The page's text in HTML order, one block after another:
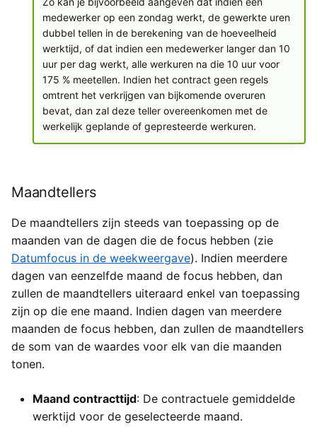
medewerker op een zondag werkt, de gewerkte uren
dubbel tellen in de berekening van de hoeveelheid
werktijd, of dat indien een medewerker langer dan 10
uur per dag werkt, alle werkuren na die 10 uur voor
175 % meetellen. Indien het contract geen regels
omtrent het verkrijgen van bijkomende overuren
bevat, dan zal deze teller overeenkomen met de
werkelijk geplande of gepresteerde werkuren.
Maandtellers
De maandtellers zijn steeds van toepassing op de
maanden van de dagen die de focus hebben (zie
Datumfocus in de weekweergave). Indien meerdere
dagen van eenzelfde maand de focus hebben, dan
zullen de maandtellers uiteraard enkel van toepassing
zijn op die ene maand. Indien dagen van meerdere
maanden de focus hebben, dan zullen de maandtellers
de som van de waardes voor elk van die maanden
tonen.
Maand contracttijd: De contractuele gemiddelde
werktijd voor de geselecteerde maand.